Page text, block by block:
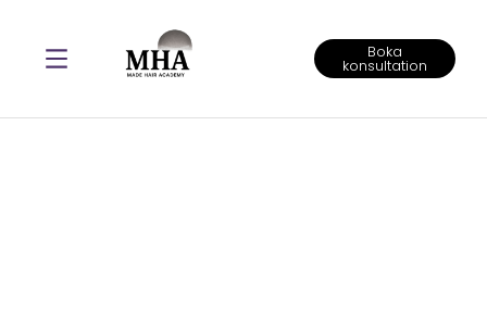
Boka
konsultation